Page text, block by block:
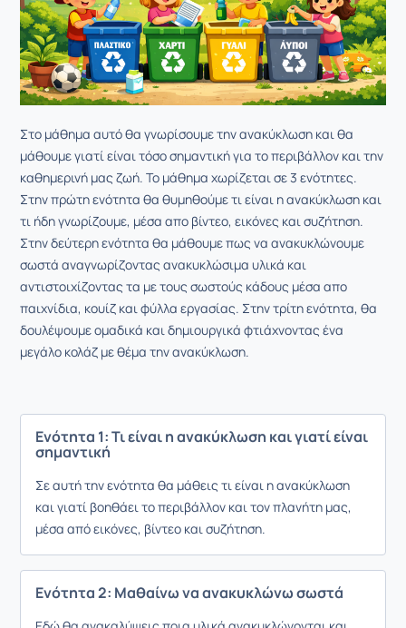
Στο μάθημα αυτό θα γνωρίσουμε την ανακύκλωση και θα
μάθουμε γιατί είναι τόσο σημαντική για το περιβάλλον και την
καθημερινή μας ζωή. Το μάθημα χωρίζεται σε 3 ενότητες.
Στην πρώτη ενότητα θα θυμηθούμε τι είναι η ανακύκλωση και
τι ήδη γνωρίζουμε, μέσα απο βίντεο, εικόνες και συζήτηση.
Στην δεύτερη ενότητα θα μάθουμε πως να ανακυκλώνουμε
σωστά αναγνωρίζοντας ανακυκλώσιμα υλικά και
αντιστοιχίζοντας τα με τους σωστούς κάδους μέσα απο
παιχνίδια, κουίζ και φύλλα εργασίας. Στην τρίτη ενότητα, θα
δουλέψουμε ομαδικά και δημιουργικά φτιάχνοντας ένα
μεγάλο κολάζ με θέμα την ανακύκλωση.
Ενότητα 1: Τι είναι η ανακύκλωση και γιατί είναι
σημαντική
Σε αυτή την ενότητα θα μάθεις τι είναι η ανακύκλωση
και γιατί βοηθάει το περιβάλλον και τον πλανήτη μας,
μέσα από εικόνες, βίντεο και συζήτηση.
Ενότητα 2: Μαθαίνω να ανακυκλώνω σωστά